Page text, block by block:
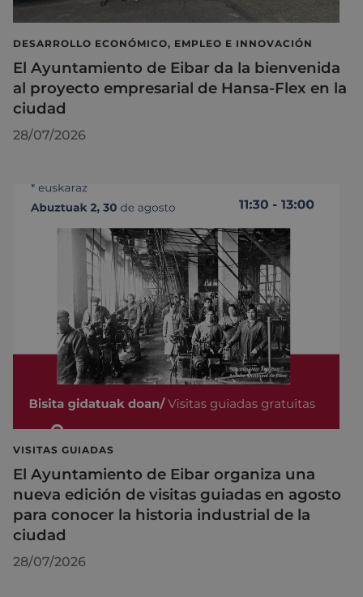
DESARROLLO ECONÓMICO, EMPLEO E INNOVACIÓN
El Ayuntamiento de Eibar da la bienvenida
al proyecto empresarial de Hansa-Flex en la
ciudad
28/07/2026
VISITAS GUIADAS
El Ayuntamiento de Eibar organiza una
nueva edición de visitas guiadas en agosto
para conocer la historia industrial de la
ciudad
28/07/2026